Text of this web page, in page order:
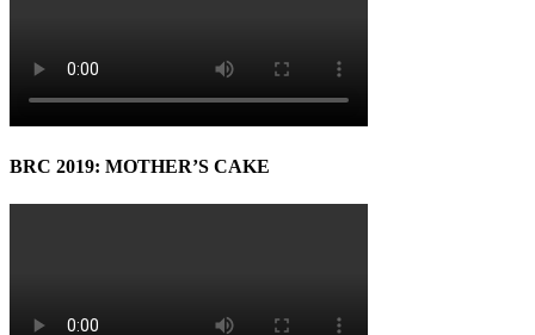
BRC 2019: MOTHER’S CAKE